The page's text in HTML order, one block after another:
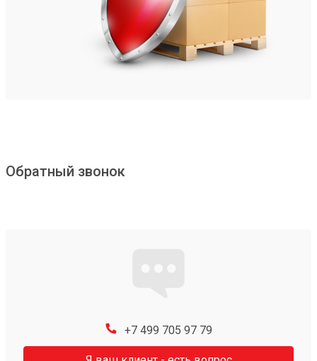
Обратный звонок
+7 499 705 97 79